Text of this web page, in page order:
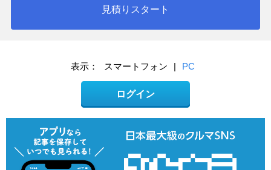
見積りスタート
表示： スマートフォン | PC
ログイン